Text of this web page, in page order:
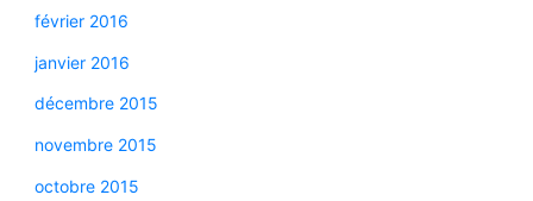
février 2016
janvier 2016
décembre 2015
novembre 2015
octobre 2015